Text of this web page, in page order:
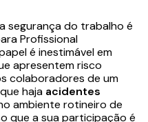
segurança do trabalho é
Profissional
é inestimável em
apresentem risco
colaboradores de um
haja acidentes
ambiente rotineiro de
que a sua participação é